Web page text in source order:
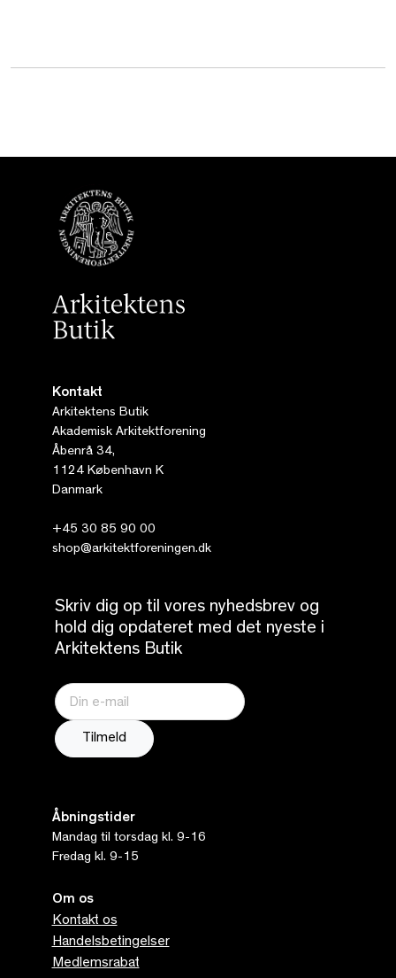
Kontakt
Arkitektens Butik
Akademisk Arkitektforening
Åbenrå 34,
1124 København K
Danmark
+45 30 85 90 00
shop@arkitektforeningen.dk
Skriv dig op til vores nyhedsbrev og
hold dig opdateret med det nyeste i
Arkitektens Butik
Åbningstider
Mandag til torsdag kl. 9-16
Fredag kl. 9-15
Om os
Kontakt os
Handelsbetingelser
Medlemsrabat